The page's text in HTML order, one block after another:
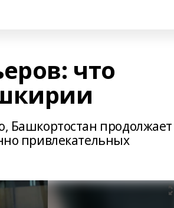
что
Башкортостан продолжает
привлекательных